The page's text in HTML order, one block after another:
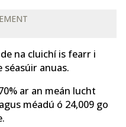
na cluichí is fearr i
séasúir anuas.
ar an meán lucht
méadú ó 24,009 go